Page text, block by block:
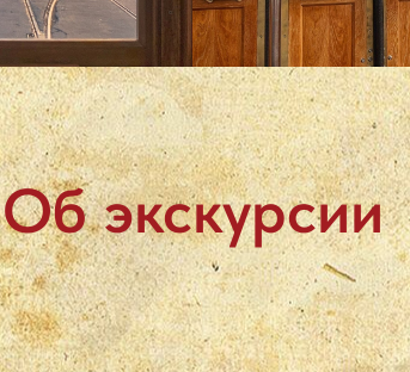
Об экскурсии